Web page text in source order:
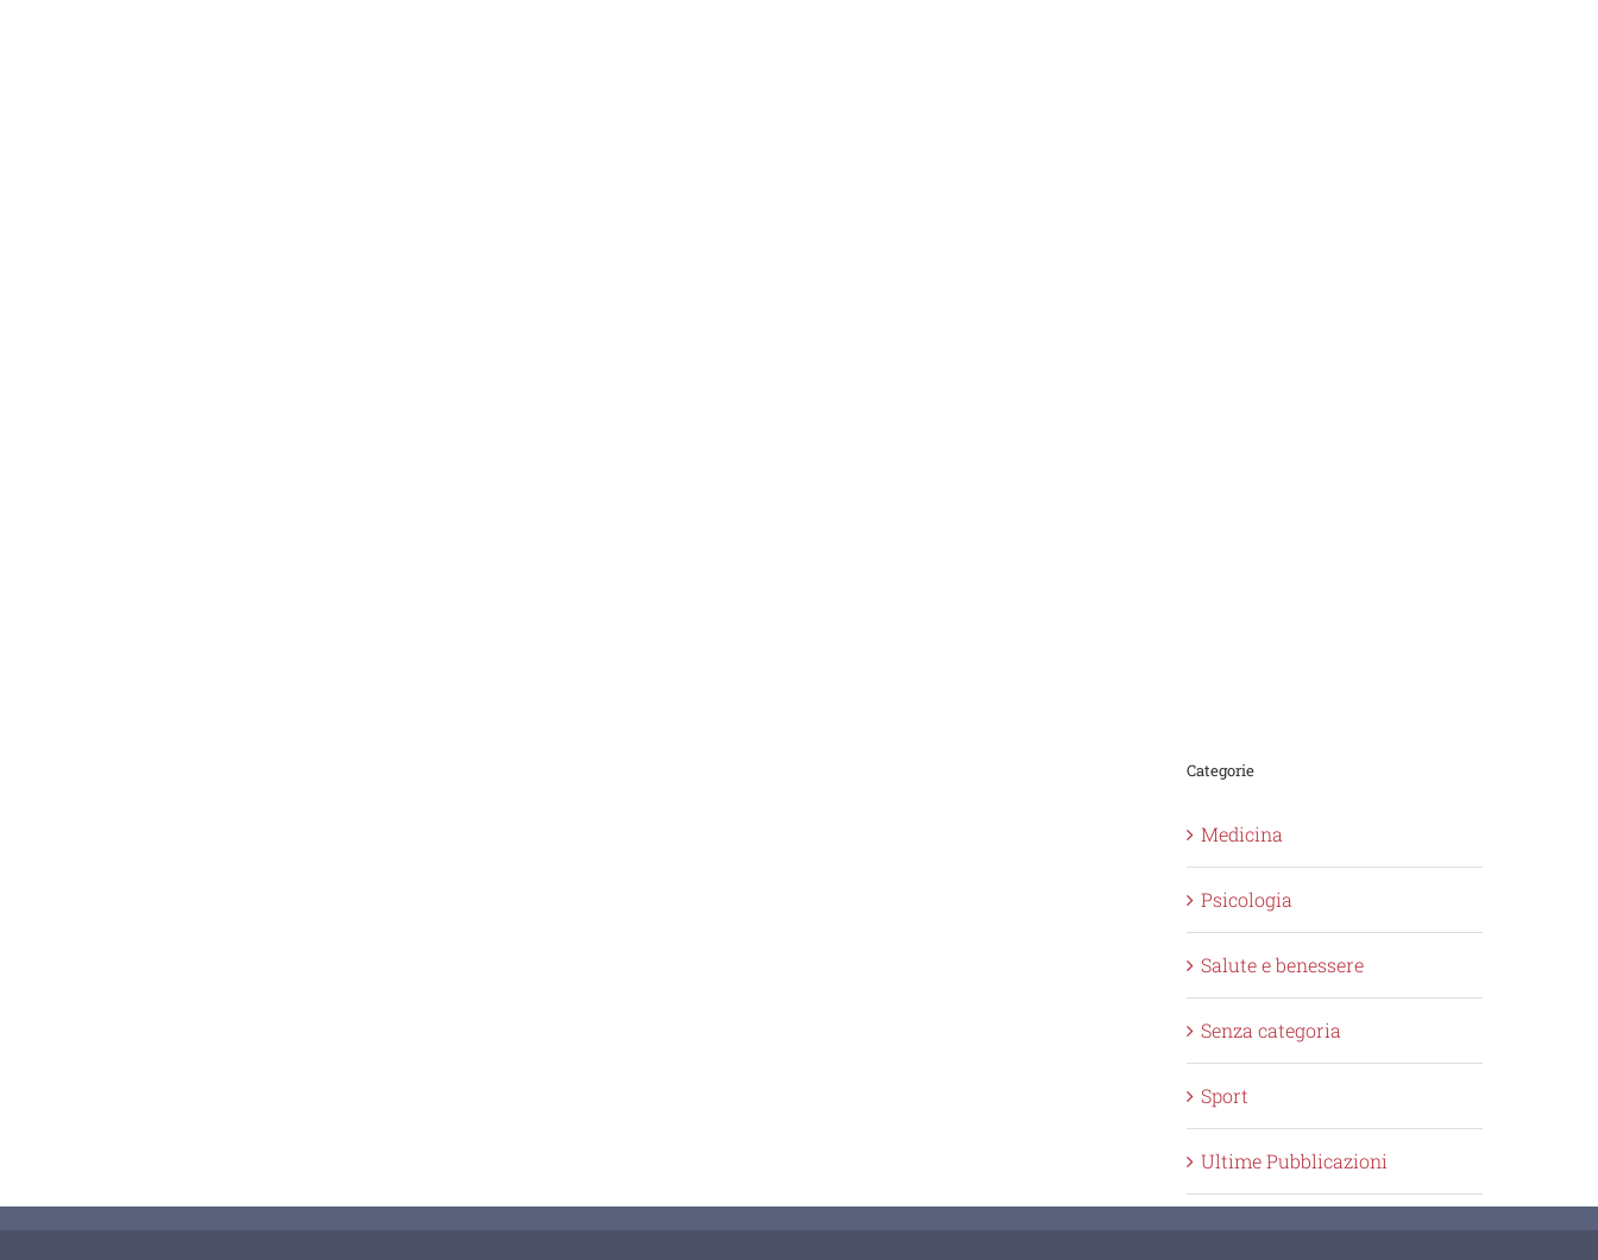
Categorie
Medicina
Psicologia
Salute e benessere
Senza categoria
Sport
Ultime Pubblicazioni